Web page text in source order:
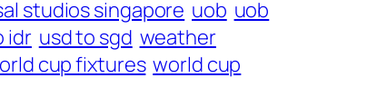
studios singapore uob uob
idr usd to sgd weather
cup fixtures world cup